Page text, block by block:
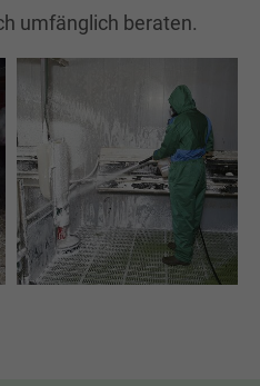
umfänglich beraten.